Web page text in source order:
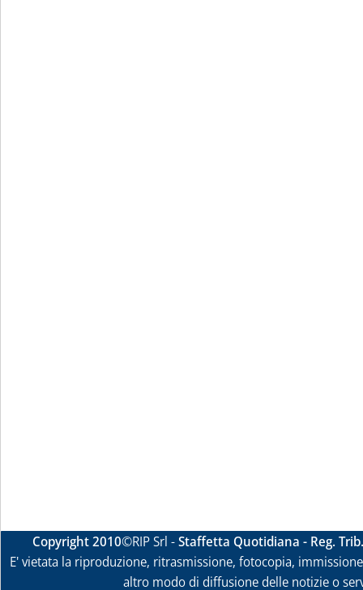
Copyright 2010©RIP Srl -Staffetta Quotidiana - Reg.
E' vietata la riproduzione, ritrasmissione, fotocopia,
altro modo di diffusione delle notizie o